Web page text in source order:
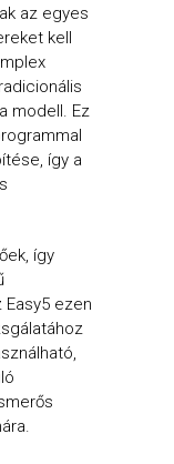
az egyes
kell
modell. Ez
így a
így
ezen